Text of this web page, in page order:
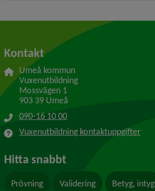
Kontakt
Umeå kommun
Vuxenutbildning
Mossvägen 1
903 39 Umeå
090-16 10 00
Vuxenutbildning kontaktuppgifter
Hitta snabbt
Prövning Validering Betyg, intyg